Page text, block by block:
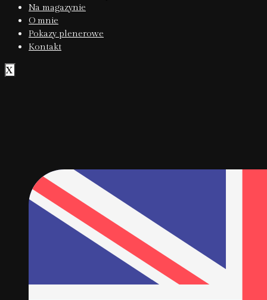
Na magazynie
O mnie
Pokazy plenerowe
Kontakt
X